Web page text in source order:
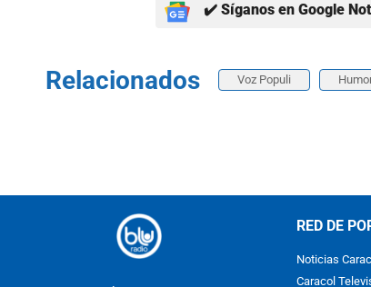
✔️ Síganos en Google
Relacionados Voz Populi
RED DE
Noticias
Caracol